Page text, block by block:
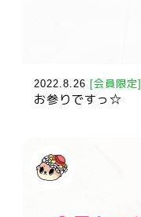
2022.8.26 [会員限定]
お参りですっ☆